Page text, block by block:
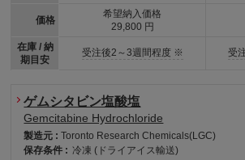
価格
在庫 / 納
期目安
希望納入価格
29,800 円
受注後2～3週間程度 ※ 受
ゲムシタビン塩酸塩
Gemcitabine Hydrochloride
製造元 :Toronto Research Chemicals(LGC)
保存条件 : 冷凍 (ドライアイス輸送)